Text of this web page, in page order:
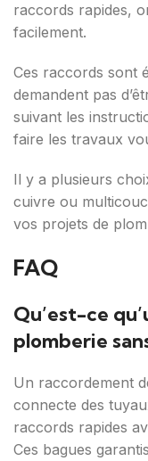
raccords rapides,
facilement.
Ces raccords sont
demandent pas
suivant les
faire les travaux
Il y a plusieurs
cuivre ou
vos projets de
FAQ
Qu’est-ce
plomberie
Un raccordement
connecte des
raccords rapides
Ces bagues